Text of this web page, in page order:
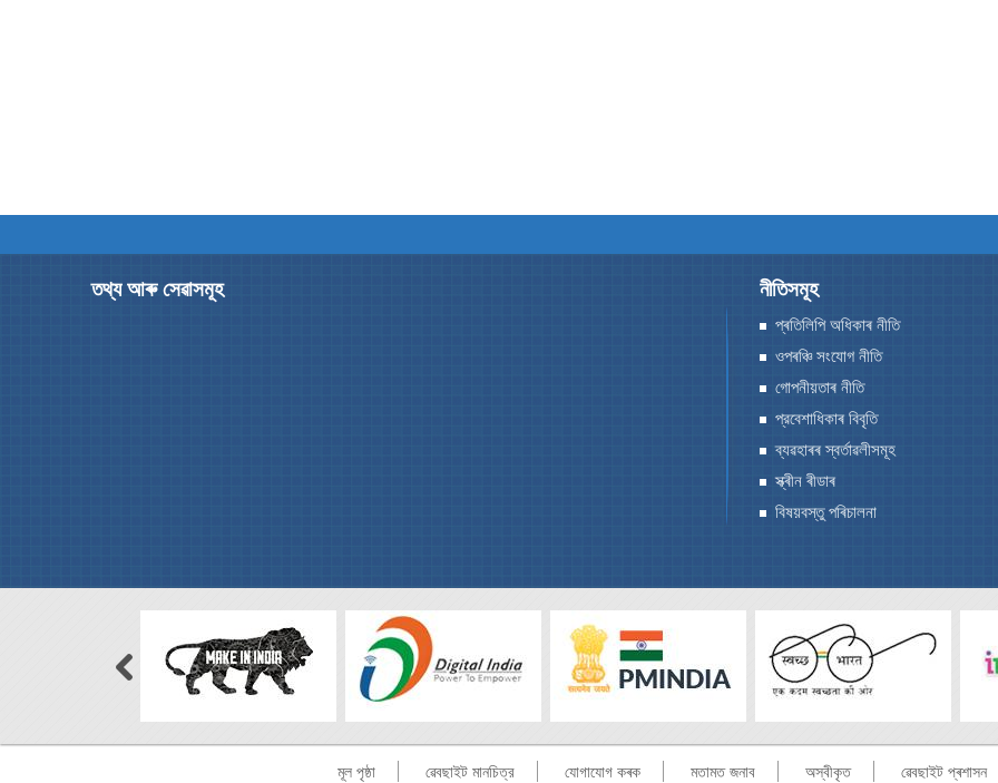
তথ্য আৰু সেৱাসমূহ নীতিসমূহ
প্ৰতিলিপি অধিকাৰ নীতি
ওপৰঞ্চি সংযোগ নীতি
গোপনীয়তাৰ নীতি
প্রবেশাধিকাৰ বিবৃতি
ব্যৱহাৰৰ স্বর্তাৱলীসমূহ
স্ক্ৰীন ৰীডাৰ
বিষয়বস্তু পৰিচালনা
মূল পৃষ্ঠা ৱেবছাইট মানচিত্র যোগাযোগ কৰক মতামত জনাব অস্বীকৃত ৱেবছাইট প্ৰশাসন